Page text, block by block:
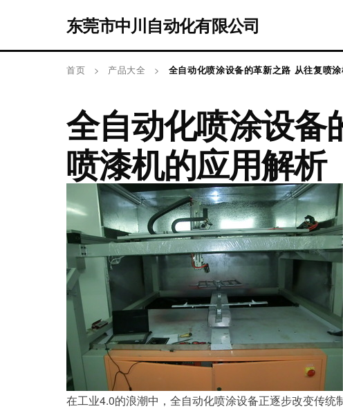
东莞市中川自动化有限公司
首页 > 产品大全 > 全自动化喷涂设备的革新之路 从往复喷
全自动化喷涂设备
喷漆机的应用解析
在工业4.0的浪潮中，全自动化喷涂设备正逐步改变传